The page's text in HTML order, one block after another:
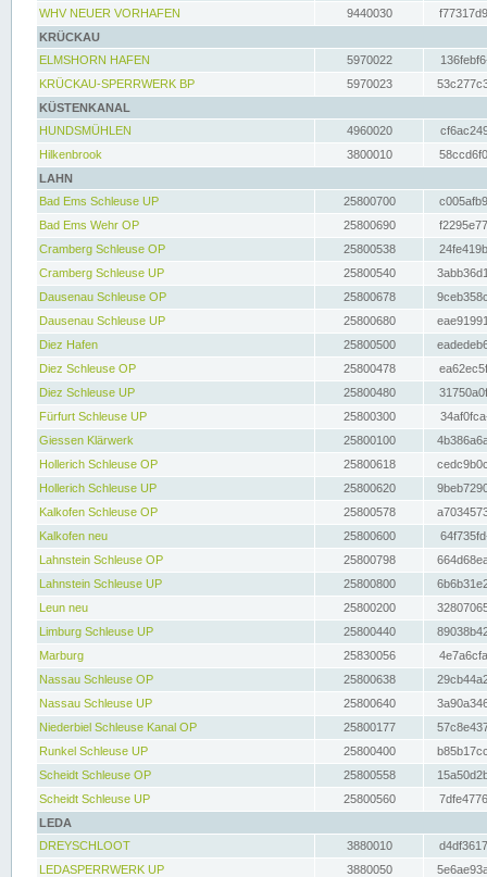
WHV NEUER VORHAFEN
9440030
KRÜCKAU
ELMSHORN HAFEN
5970022
KRÜCKAU-SPERRWERK BP
5970023
KÜSTENKANAL
HUNDSMÜHLEN
4960020
Hilkenbrook
3800010
LAHN
Bad Ems Schleuse UP
25800700
Bad Ems Wehr OP
25800690
Cramberg Schleuse OP
25800538
Cramberg Schleuse UP
25800540
Dausenau Schleuse OP
25800678
Dausenau Schleuse UP
25800680
Diez Hafen
25800500
Diez Schleuse OP
25800478
Diez Schleuse UP
25800480
Fürfurt Schleuse UP
25800300
Giessen Klärwerk
25800100
Hollerich Schleuse OP
25800618
Hollerich Schleuse UP
25800620
Kalkofen Schleuse OP
25800578
Kalkofen neu
25800600
Lahnstein Schleuse OP
25800798
Lahnstein Schleuse UP
25800800
Leun neu
25800200
Limburg Schleuse UP
25800440
Marburg
25830056
Nassau Schleuse OP
25800638
Nassau Schleuse UP
25800640
Niederbiel Schleuse Kanal OP
25800177
Runkel Schleuse UP
25800400
Scheidt Schleuse OP
25800558
Scheidt Schleuse UP
25800560
LEDA
DREYSCHLOOT
3880010
LEDASPERRWERK UP
3880050